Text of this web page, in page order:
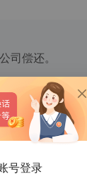
偿还。
业银行重庆
险。
，用于偿还
供款的困境
号登录